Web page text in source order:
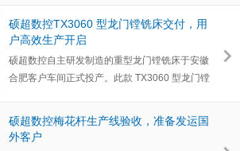
硕超数控TX3060 型龙门镗铣床交付，用
户高效生产开启
硕超数控自主研发制造的重型龙门镗铣床于安徽
合肥客户车间正式投产。此款 TX3060 型龙门镗
硕超数控梅花杆生产线验收，准备发运国
外客户